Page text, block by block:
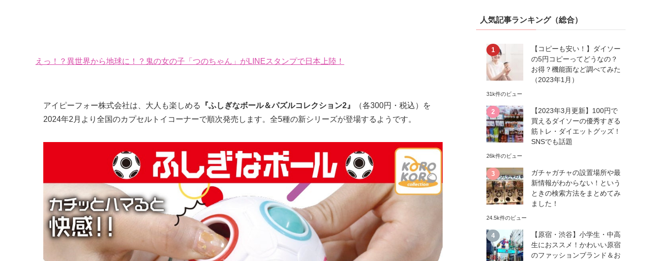
えっ！？異世界から地球に！？鬼の女の子「つのちゃん」がLINEスタンプで日本上陸！
アイピーフォー株式会社は、大人も楽しめる 『ふしぎなボール＆パズルコレクション2』
（各300円・税込）を
2024年2月より全国のカプセルトイコーナーで順次発売します。全5種の新シリーズが登場するようです。
人気記事ランキング（総合）
【コピーも安い！】ダイソー
の5円コピーってどうなの？
お得？機能面など調べてみた
（2023年1月）
31k件のビュー
【2023年3月更新】100円で
買えるダイソーの優秀すぎる
筋トレ・ダイエットグッズ！
SNSでも話題
26k件のビュー
ガチャガチャの設置場所や最
新情報がわからない！という
ときの検索方法をまとめてみ
ました！
24.5k件のビュー
【原宿・渋谷】小学生・中高
生におススメ！かわいい原宿
のファッションブランド＆お